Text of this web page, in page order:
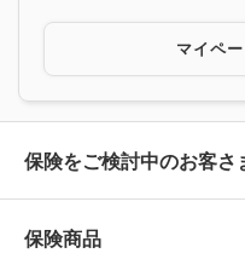
マイペ
保険をご検討中のお客さ
保険の選び方
保険商品